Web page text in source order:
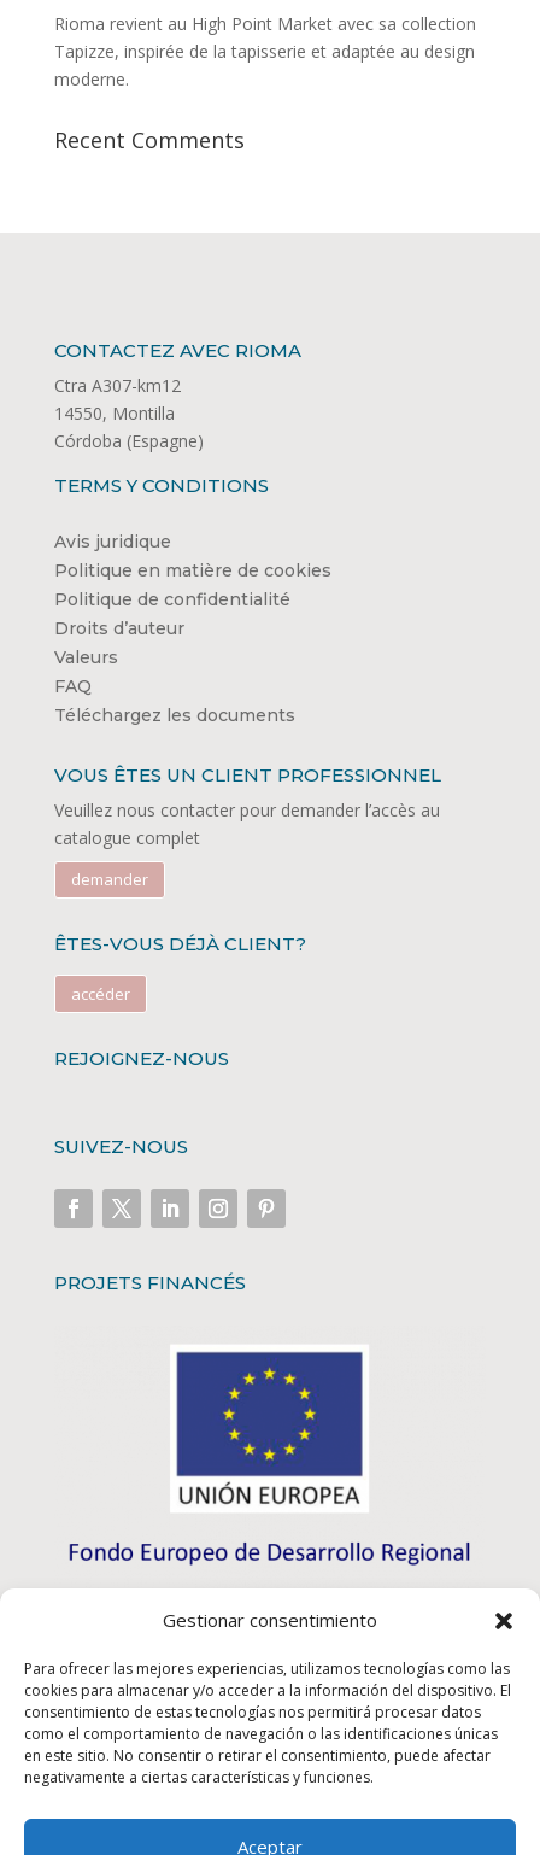
Gestionar consentimiento
Para ofrecer las mejores experiencias, utilizamos tecnologías como las
cookies para almacenar y/o acceder a la información del dispositivo. El
consentimiento de estas tecnologías nos permitirá procesar datos
como el comportamiento de navegación o las identificaciones únicas
en este sitio. No consentir o retirar el consentimiento, puede afectar
negativamente a ciertas características y funciones.
Aceptar
Rioma revient au High Point Market avec sa collection
Tapizze, inspirée de la tapisserie et adaptée au design
moderne.
Recent Comments
CONTACTEZ AVEC RIOMA
Ctra A307-km12
14550, Montilla
Córdoba (Espagne)
TERMS Y CONDITIONS
Avis juridique
Politique en matière de cookies
Politique de confidentialité
Droits d’auteur
Valeurs
FAQ
Téléchargez les documents
VOUS ÊTES UN CLIENT PROFESSIONNEL
Veuillez nous contacter pour demander l’accès au
catalogue complet
demander
ÊTES-VOUS DÉJÀ CLIENT?
accéder
REJOIGNEZ-NOUS
SUIVEZ-NOUS
PROJETS FINANCÉS